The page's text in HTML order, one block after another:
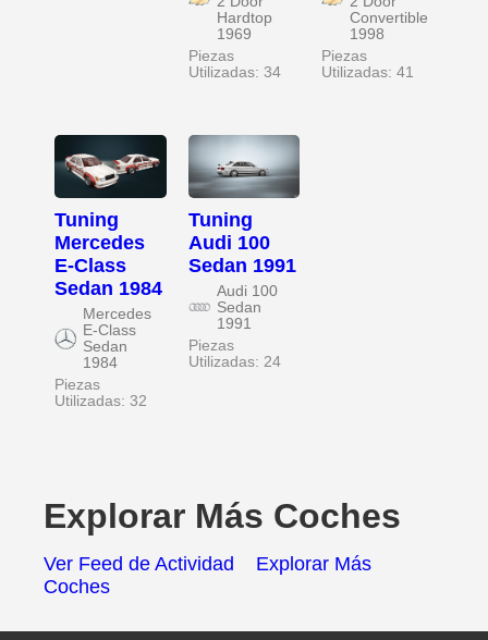
Hardtop
1969
Piezas
Utilizadas: 34
Convertible
1998
Piezas
Utilizadas: 41
Tuning
Mercedes
E-Class
Sedan 1984
Mercedes
E-Class
Sedan
1984
Piezas
Utilizadas: 32
Tuning
Audi 100
Sedan 1991
Audi 100
Sedan
1991
Piezas
Utilizadas: 24
Explorar Más Coches
Ver Feed de Actividad
Explorar Más
Coches